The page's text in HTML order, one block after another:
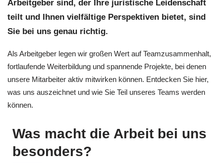
Arbeitgeber sind, der Ihre juristische Leidenschaft
teilt und Ihnen vielfältige Perspektiven bietet, sind
Sie bei uns genau richtig.
Als Arbeitgeber legen wir großen Wert auf Teamzusammenhalt,
fortlaufende Weiterbildung und spannende Projekte, bei denen
unsere Mitarbeiter aktiv mitwirken können. Entdecken Sie hier,
was uns auszeichnet und wie Sie Teil unseres Teams werden
können.
Was macht die Arbeit bei uns
besonders?